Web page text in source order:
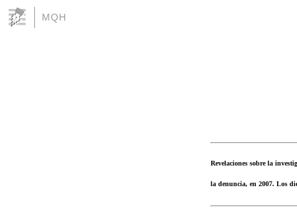
MQH
Revelaciones sobre la
la denuncia, en 2007. Los